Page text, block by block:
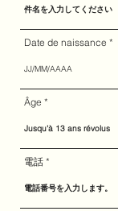
Date de naissance
Âge
電話